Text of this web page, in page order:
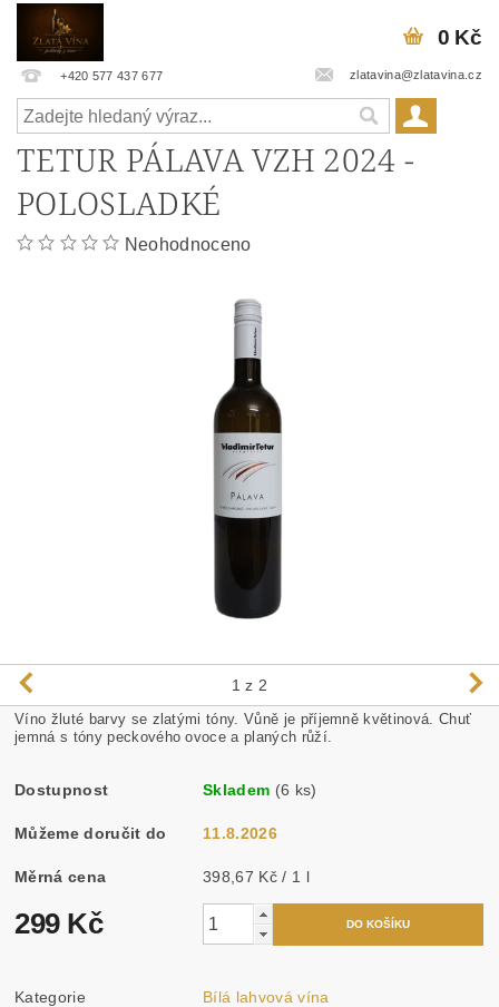
+420 577 437 677 zlatavina@zlatavina.cz
0 Kč
TETUR PÁLAVA VZH 2024 -
POLOSLADKÉ
Neohodnoceno
1 z 2
Víno žluté barvy se zlatými tóny. Vůně je příjemně květinová. Chuť
jemná s tóny peckového ovoce a planých růží.
Dostupnost Skladem (6 ks)
Můžeme doručit do 11.8.2026
Měrná cena 398,67 Kč / 1 l
299 Kč
Kategorie Bílá lahvová vína